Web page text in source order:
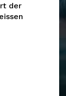
der